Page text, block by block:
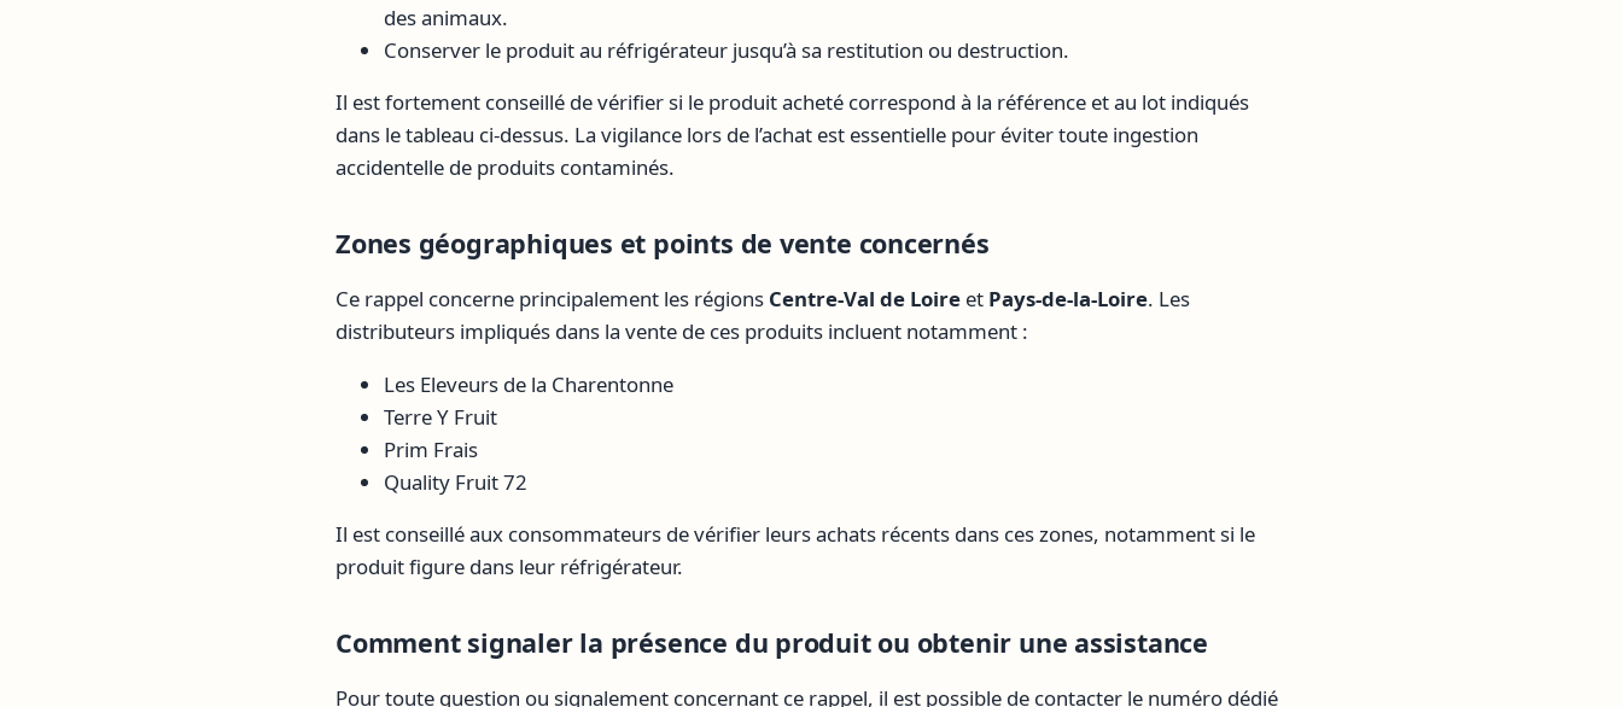
des animaux.
Conserver le produit au réfrigérateur jusqu’à sa restitution ou destruction.
Il est fortement conseillé de vérifier si le produit acheté correspond à la référence et au lot indiqués
dans le tableau ci-dessus. La vigilance lors de l’achat est essentielle pour éviter toute ingestion
accidentelle de produits contaminés.
Zones géographiques et points de vente concernés
Ce rappel concerne principalement les régions Centre-Val de Loire et Pays-de-la-Loire. Les
distributeurs impliqués dans la vente de ces produits incluent notamment :
Les Eleveurs de la Charentonne
Terre Y Fruit
Prim Frais
Quality Fruit 72
Il est conseillé aux consommateurs de vérifier leurs achats récents dans ces zones, notamment si le
produit figure dans leur réfrigérateur.
Comment signaler la présence du produit ou obtenir une assistance
Pour toute question ou signalement concernant ce rappel, il est possible de contacter le numéro dédié